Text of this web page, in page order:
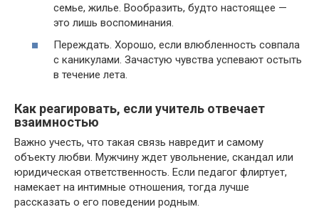
семье, жилье. Вообразить, будто настоящее —
это лишь воспоминания.
Переждать. Хорошо, если влюбленность совпала
с каникулами. Зачастую чувства успевают остыть
в течение лета.
Как реагировать, если учитель отвечает
взаимностью
Важно учесть, что такая связь навредит и самому
объекту любви. Мужчину ждет увольнение, скандал или
юридическая ответственность. Если педагог флиртует,
намекает на интимные отношения, тогда лучше
рассказать о его поведении родным.